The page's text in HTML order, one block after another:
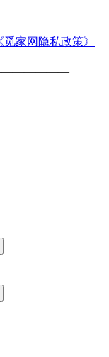
觅家网隐私政策》